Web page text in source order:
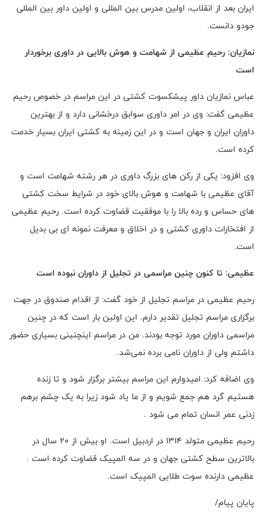
ایران بعد از انقلاب، اولین مدرس بین المللی و اولین داور بین المللی
جودو دانست.
نمازیان: رحیم عظیمی از شهامت و هوش بالایی در داوری برخوردار
است
عباس نمازیان داور پیشکسوت کشتی در این مراسم در خصوص رحیم
عظیمی گفت: وی در امر داوری سوابق درخشانی دارد و از بهترین
داوران ایران و جهان است و در این زمینه به کشتی ایران بسیار خدمت
کرده است.
وی افزود: یکی از رکن های بزرگ داوری در هر رشته شهامت است و
آقای عظیمی با شهامت و هوش بالای خود در شرایط سخت کشتی
های حساس و رده بالا را با موفقیت قضاوت کرده است. رحیم عظیمی
از افتخارات داوری کشتی و در اخلاق و معرفت نمونه ای بی بدیل
است.
عظیمی: تا کنون چنین مراسمی در تجلیل از داوران نبوده است
رحیم عظیمی در مراسم تجلیل از خود گفت: از اقدام صندوق در جهت
برگزاری مراسم تجلیل تقدیر دارم. این اولین بار است که در چنین
مراسمی داوران مورد توجه بودند. من در مراسم اینچنینی بسیاری حضور
داشتم ولی از داوران نامی برده نمی‌شد.
وی اضافه کرد: امیدوارم این مراسم بیشتر برگزار شود و تا زنده
هستیم گرد هم جمع شویم و از ما یاد شود زیرا به یک چشم برهم
زدنی عمر انسان تمام می شود .
رحیم عظیمی متولد ۱۳۱۴ در اردبیل است. او بیش از ۲۰ سال در
بالاترین سطح کشتی جهان و در سه المپیک قضاوت کرده است .
عظیمی دارنده سوت طلایی المپیک است.
پایان پیام/